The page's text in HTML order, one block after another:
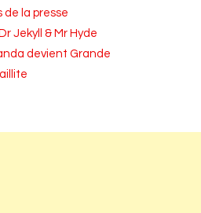
de la presse
Jekyll & Mr Hyde
devient Grande